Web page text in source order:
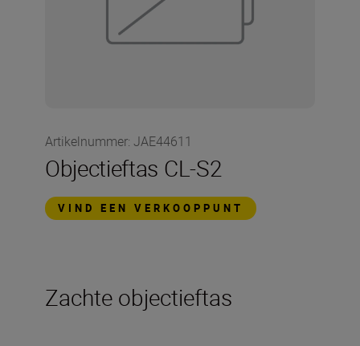
Artikelnummer: JAE44611
Objectieftas CL-S2
VIND EEN VERKOOPPUNT
Zachte objectieftas